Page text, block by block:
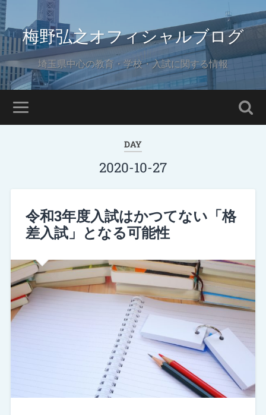
梅野弘之オフィシャルブログ
埼玉県中心の教育・学校・入試に関する情報
DAY
2020-10-27
令和3年度入試はかつてない「格
差入試」となる可能性